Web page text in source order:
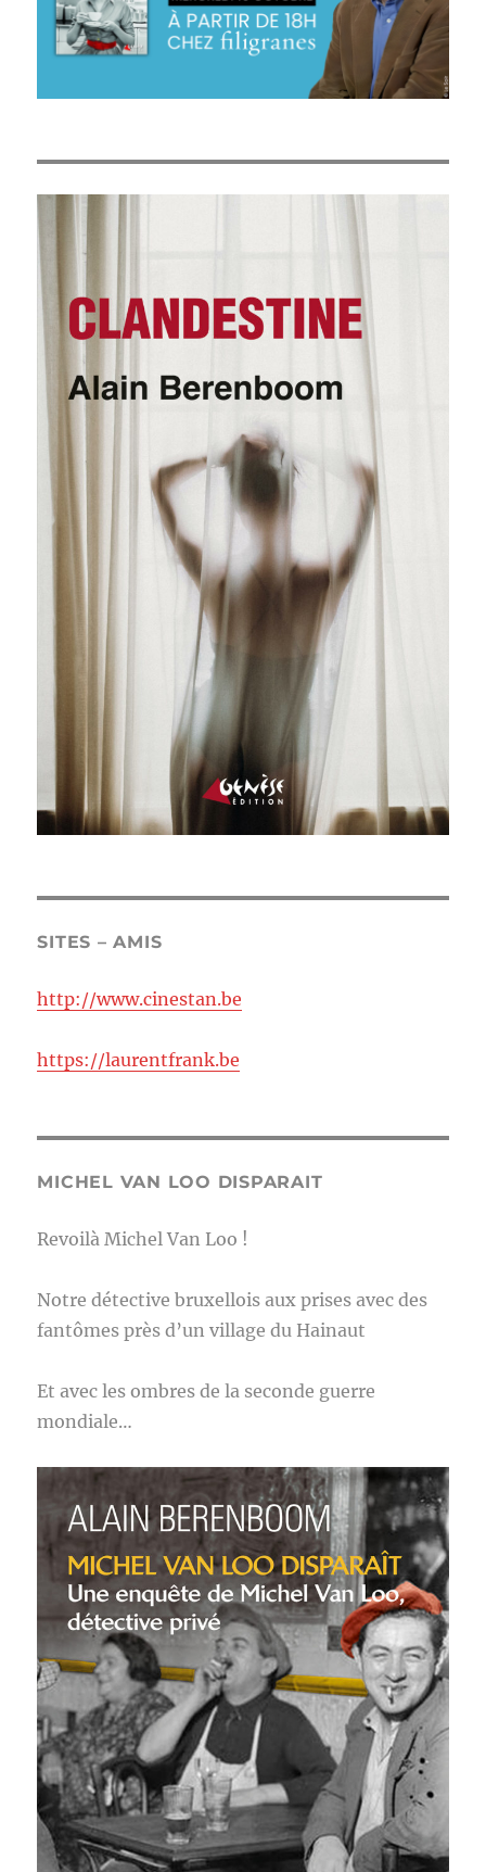
SITES – AMIS
http://www.cinestan.be
https://laurentfrank.be
MICHEL VAN LOO DISPARAIT
Revoilà Michel Van Loo !
Notre détective bruxellois aux prises avec des
fantômes près d’un village du Hainaut
Et avec les ombres de la seconde guerre
mondiale…